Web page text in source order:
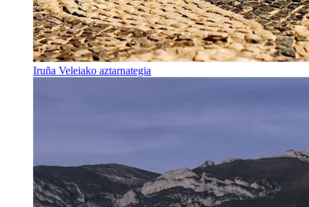
Iruña Veleiako aztarnategia